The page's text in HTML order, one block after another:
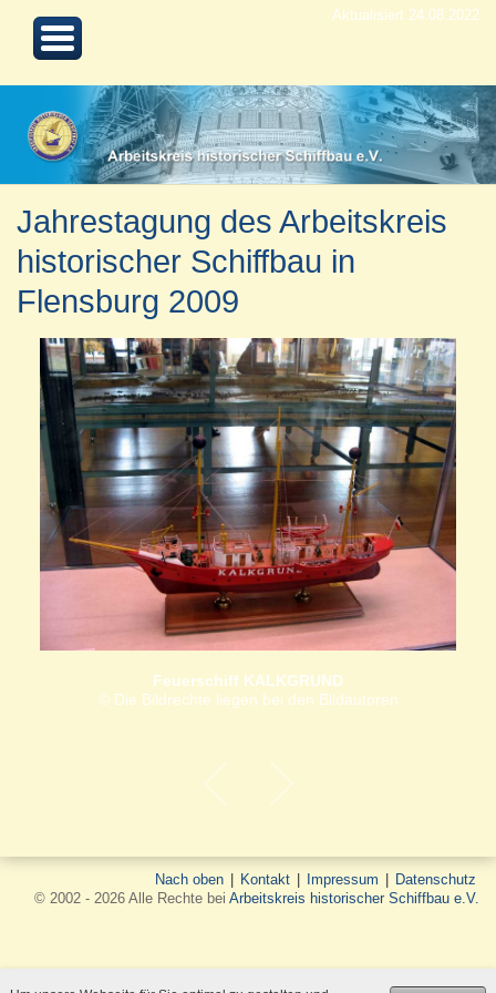
Aktualisiert 24.08.2022
Jahrestagung des Arbeitskreis
historischer Schiffbau in
Flensburg 2009
Feuerschiff KALKGRUND
© Die Bildrechte liegen bei den Bildautoren
Nach oben Kontakt Impressum
Datenschutz
© 2002 - 2026 Alle Rechte bei Arbeitskreis historischer Schiffbau e.V.